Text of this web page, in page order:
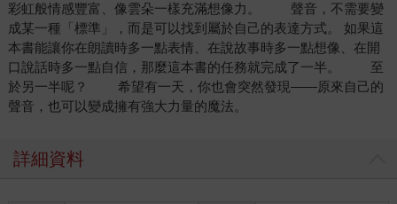
彩虹般情感豐富、像雲朵一樣充滿想像力。 聲音，不需要變
成某一種「標準」，而是可以找到屬於自己的表達方式。 如果這
本書能讓你在朗讀時多一點表情、在說故事時多一點想像、在開
口說話時多一點自信，那麼這本書的任務就完成了一半。 至
於另一半呢？ 希望有一天，你也會突然發現——原來自己的
聲音，也可以變成擁有強大力量的魔法。
詳細資料